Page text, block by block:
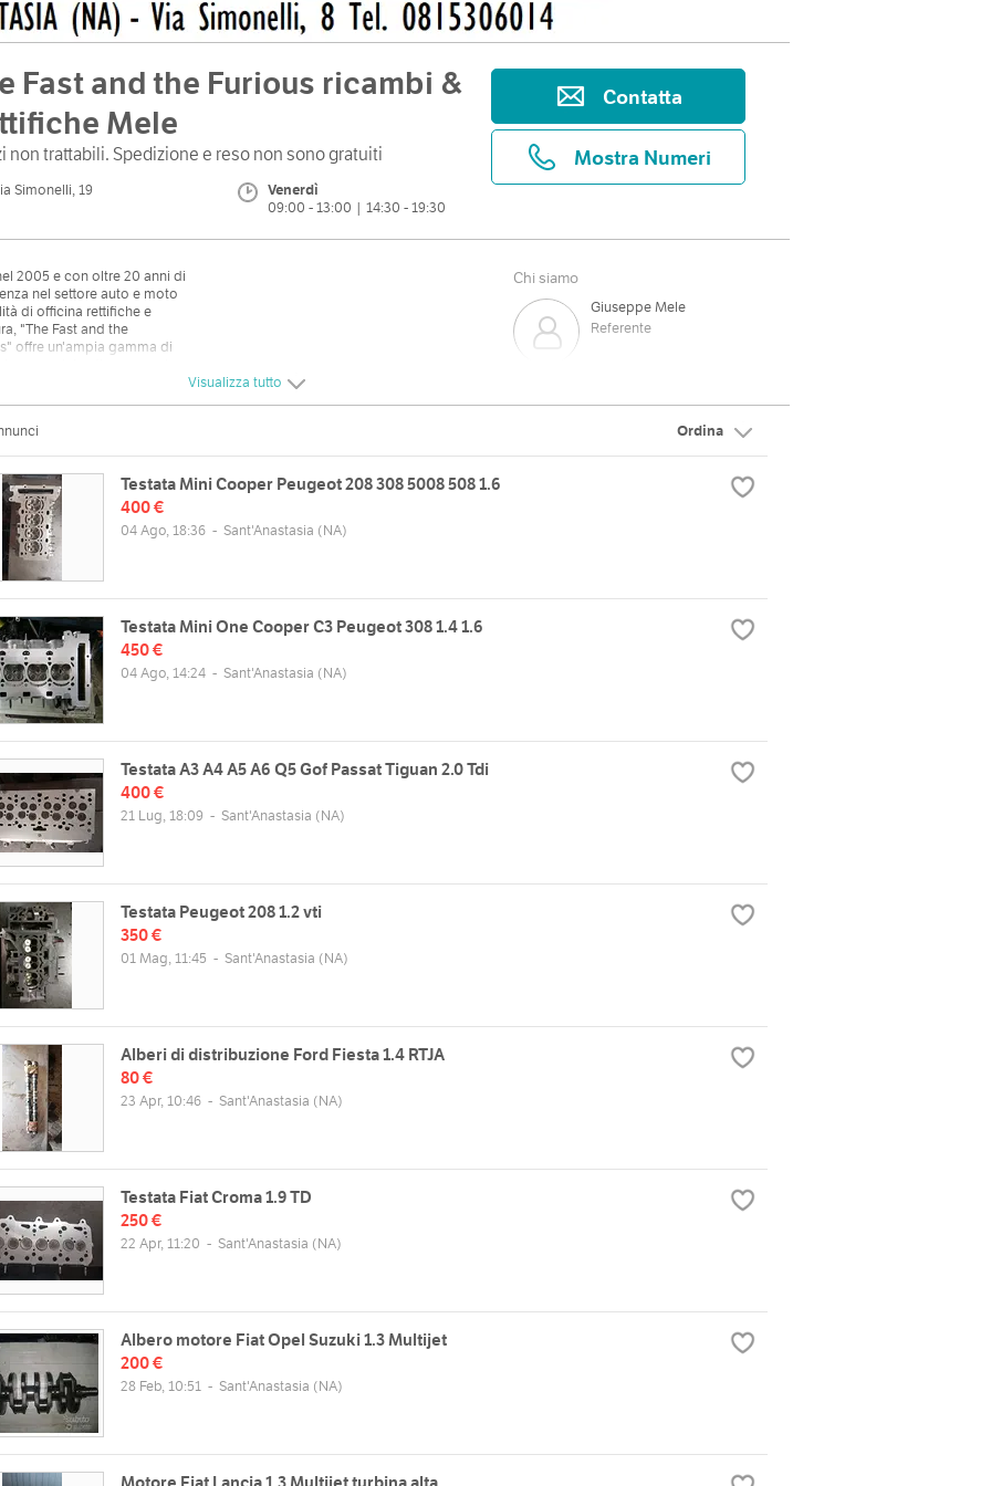
Fast and the Furious ricambi &
Mele
non trattabili. Spedizione e reso non sono gratuiti
Simonelli, 19
Venerdì
09:00 - 13:00 | 14:30 - 19:30
Contatta
Mostra Numeri
2005 e con oltre 20 anni di
nel settore auto e moto
di officina rettifiche e
"The Fast and the
offre un'ampia gamma di
spoiler, mascherine per
stile lexus, filtri da
assetti ribassati,
interni di ogni genere,
al neon e xeno, fari,
paraurti, specchi
spazzole
oli, filtri, bracci
ammortizzatori,
cuscinetti, frizioni,
acqua, candele, dischi,
pattini e ganasce, cinghie.
Chi siamo
Giuseppe Mele
Referente
Antonio
19
Orari
Mar
09:00 - 13:00 | 14:30 - 19:30
Ven
09:00 - 13:00 | 14:30 - 19:30
Dom
Visualizza tutto
Ordina
Testata Mini Cooper Peugeot 208 308 5008 508 1.6
400 €
04 Ago, 18:36 - Sant'Anastasia (NA)
Testata Mini One Cooper C3 Peugeot 308 1.4 1.6
450 €
04 Ago, 14:24 - Sant'Anastasia (NA)
Testata A3 A4 A5 A6 Q5 Gof Passat Tiguan 2.0 Tdi
400 €
21 Lug, 18:09 - Sant'Anastasia (NA)
Testata Peugeot 208 1.2 vti
350 €
01 Mag, 11:45 - Sant'Anastasia (NA)
Alberi di distribuzione Ford Fiesta 1.4 RTJA
80 €
23 Apr, 10:46 - Sant'Anastasia (NA)
Testata Fiat Croma 1.9 TD
250 €
22 Apr, 11:20 - Sant'Anastasia (NA)
Albero motore Fiat Opel Suzuki 1.3 Multijet
200 €
28 Feb, 10:51 - Sant'Anastasia (NA)